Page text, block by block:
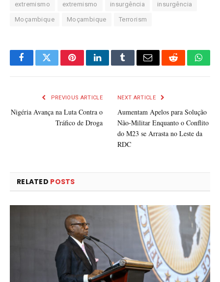
extremismo extremismo insurgência insurgência
Moçambique Moçambique Terrorism
FacebookTwitterPinterestLinkedInTumblrEmail Reddit
PREVIOUS ARTICLE
Nigéria Avança na Luta Contra o
Tráfico de Droga
NEXT ARTICLE
Aumentam Apelos para Solução
Não-Militar Enquanto o Conflito
do M23 se Arrasta no Leste da
RDC
RELATED POSTS